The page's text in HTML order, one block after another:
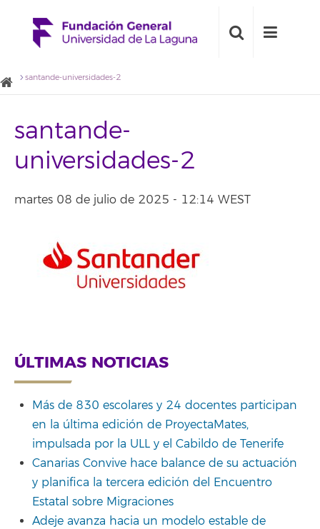
santande-universidades-2
santande-
universidades-2
martes 08 de julio de 2025 - 12:14 WEST
ÚLTIMAS NOTICIAS
Más de 830 escolares y 24 docentes participan
en la última edición de ProyectaMates,
impulsada por la ULL y el Cabildo de Tenerife
Canarias Convive hace balance de su actuación
y planifica la tercera edición del Encuentro
Estatal sobre Migraciones
Adeje avanza hacia un modelo estable de